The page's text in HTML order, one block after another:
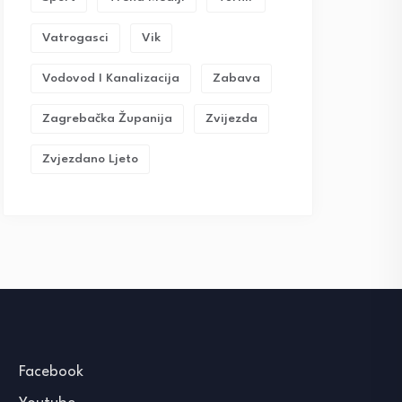
Vatrogasci Vik
Vodovod I Kanalizacija Zabava
Zagrebačka Županija Zvijezda
Zvjezdano Ljeto
Facebook